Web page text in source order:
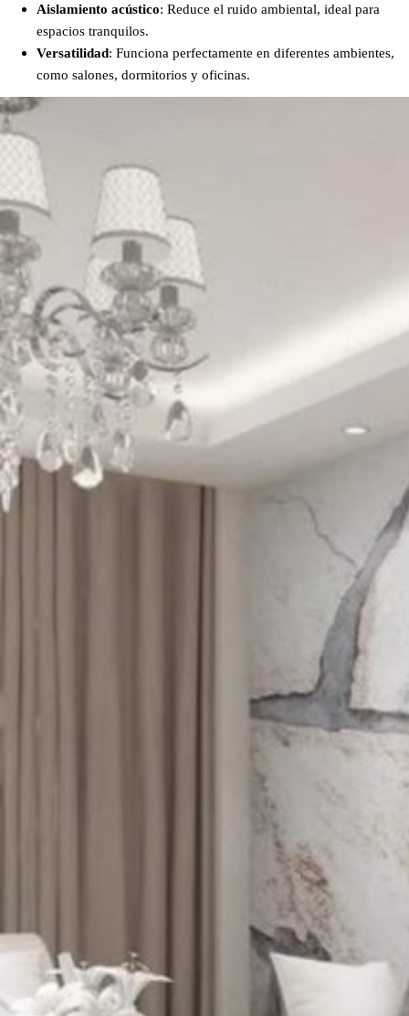
Aislamiento acústico: Reduce el ruido ambiental, ideal para
espacios tranquilos.
Versatilidad: Funciona perfectamente en diferentes ambientes,
como salones, dormitorios y oficinas.